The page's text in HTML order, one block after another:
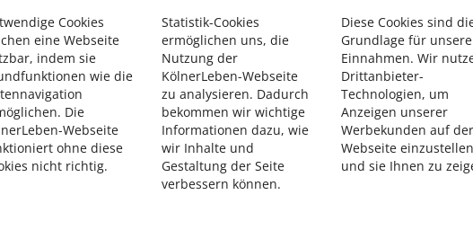
Cookies
eine Webseite
indem sie
wie die
Die
Webseite
ohne diese
nicht richtig.
Statistik-Cookies
ermöglichen uns, die
Nutzung der
KölnerLeben-Webseite
zu analysieren. Dadurch
bekommen wir wichtige
Informationen dazu, wie
wir Inhalte und
Gestaltung der Seite
verbessern können.
Diese Cookies sind
Grundlage für unsere
Einnahmen. Wir
Drittanbieter-
Technologien, um
Anzeigen unserer
Werbekunden auf der
Webseite einzustellen
und sie Ihnen zu
ist
kann
Gut gefüllter Lebensmittelkorb
Spenden im Sülzer Körvje